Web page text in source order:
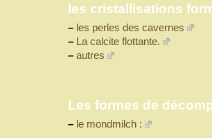
les cristallisations
– les perles des cavernes
– La calcite flottante.
– autres
Les formes de
– le mondmilch :